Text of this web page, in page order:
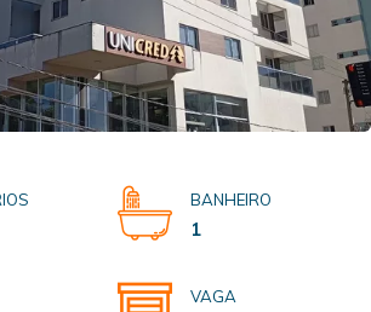
BANHEIRO
1
VAGA